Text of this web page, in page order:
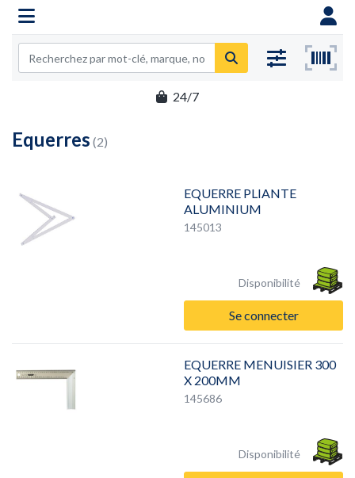
24/7
Equerres (2)
EQUERRE PLIANTE
ALUMINIUM
145013
Disponibilité
Se connecter
EQUERRE MENUISIER 300
X 200MM
145686
Disponibilité